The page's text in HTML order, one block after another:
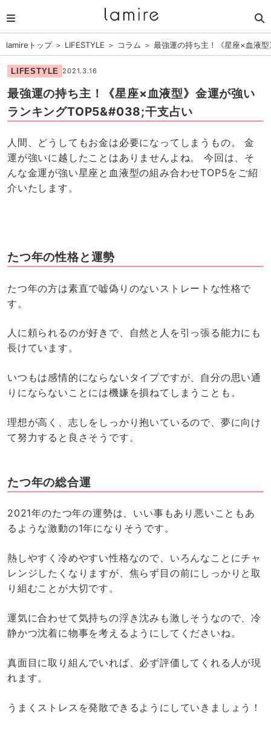
lamireトップ＞ LIFESTYLE ＞ コラム ＞ 最強運の持ち主！《星座×血液
LIFESTYLE 2021.3.16
最強運の持ち主！《星座×血液型》金運が強い
ランキングTOP5&#038;干支占い
人間、どうしてもお金は必要になってしまうもの。 金
運が強いに越したことはありませんよね。 今回は、そ
んな金運が強い星座と血液型の組み合わせTOP5をご紹
介いたします。
たつ年の性格と運勢
たつ年の方は素直で嘘偽りのないストレートな性格で
す。
人に頼られるのが好きで、自然と人を引っ張る能力にも
長けています。
いつもは感情的にならないタイプですが、自分の思い通
りにならないことには機嫌を損ねてしまうことも。
理想が高く、志しをしっかり抱いているので、夢に向け
て努力すると良さそうです。
たつ年の総合運
2021年のたつ年の運勢は、いい事もあり悪いこともあ
るような激動の1年になりそうです。
熱しやすく冷めやすい性格なので、いろんなことにチャ
レンジしたくなりますが、焦らず目の前にしっかりと取
り組むことが大切です。
運気に合わせて気持ちの浮き沈みも激しそうなので、冷
静かつ沈着に物事を考えるようにしてくださいね。
真面目に取り組んでいれば、必ず評価してくれる人が現
れます。
うまくストレスを発散できるようにしていきましょう！